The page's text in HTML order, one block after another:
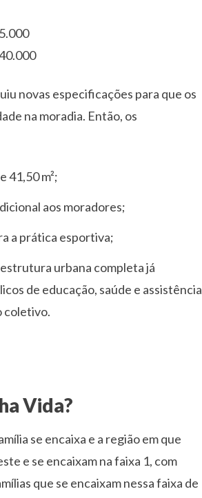
novas especificações para que os
na moradia. Então, os
41,50 m²;
aos moradores;
a prática esportiva;
urbana completa já
de educação, saúde e assistência
coletivo.
Vida?
se encaixa e a região em que
e se encaixam na faixa 1, com
que se encaixam nessa faixa de